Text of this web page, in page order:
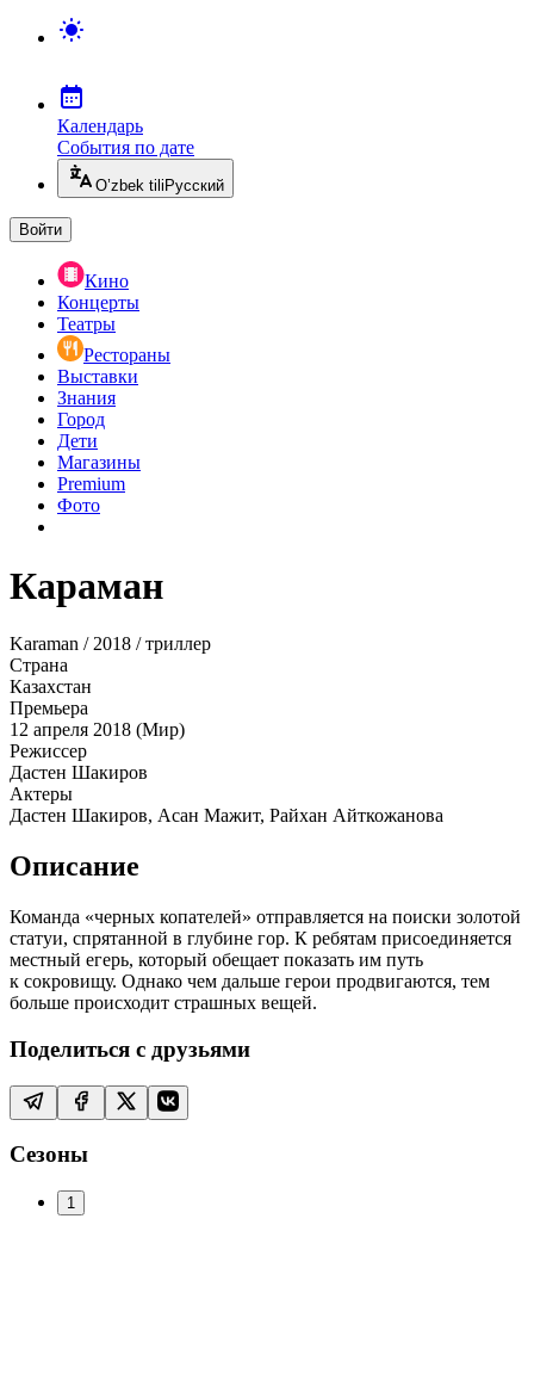
Календарь
События по дате
O’zbek tili Русский
Войти
Кино
Концерты
Театры
Рестораны
Выставки
Знания
Город
Дети
Магазины
Premium
Фото
Караман
Karaman / 2018 / триллер
Страна
Казахстан
Премьера
12 апреля 2018 (Мир)
Режиссер
Дастен Шакиров
Актеры
Дастен Шакиров, Асан Мажит, Райхан Айткожанова
Описание
Команда «черных копателей» отправляется на поиски золотой
статуи, спрятанной в глубине гор. К ребятам присоединяется
местный егерь, который обещает показать им путь
к сокровищу. Однако чем дальше герои продвигаются, тем
больше происходит страшных вещей.
Поделиться с друзьями
Сезоны
1